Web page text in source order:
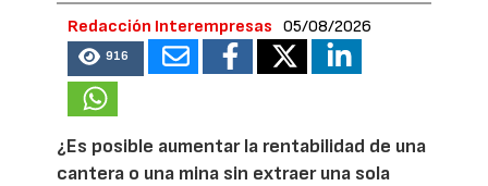
Redacción Interempresas 05/08/2026
916
¿Es posible aumentar la rentabilidad de una
cantera o una mina sin extraer una sola